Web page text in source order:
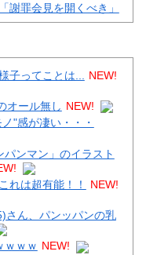
謝罪会見を開くべき」
子ってことは... NEW!
オール無し NEW!
"感が凄い・・・
ンマン」のイラスト
れは超有能！！
NEW!
さん、パンッパンの乳
ｗｗｗ NEW!